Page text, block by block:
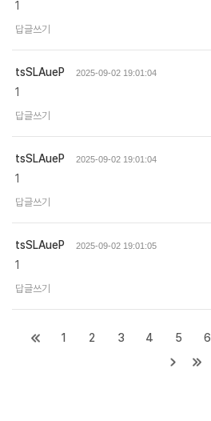
1
답글쓰기
tsSLAueP 2025-09-02 19:01:04
1
답글쓰기
tsSLAueP 2025-09-02 19:01:04
1
답글쓰기
tsSLAueP 2025-09-02 19:01:05
1
답글쓰기
1 2 3 4 5 6